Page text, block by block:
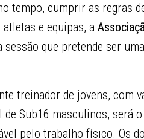
tempo, cumprir as regras
e equipas, a
sessão que pretende ser
treinador de jovens, com
Sub16 masculinos, será
pelo trabalho físico. Os